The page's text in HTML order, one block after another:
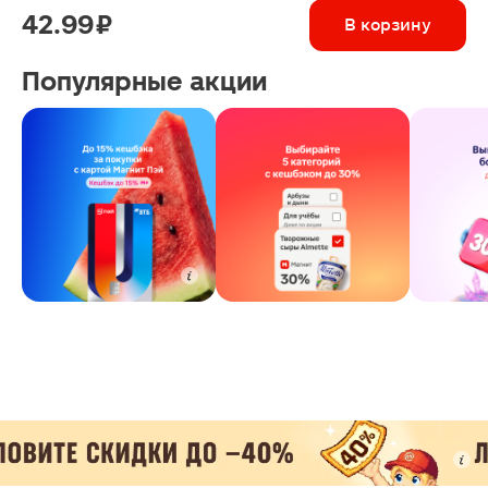
42.99 ₽ В корзину
Популярные акции